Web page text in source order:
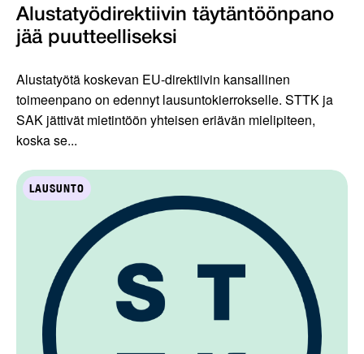
Alustatyödirektiivin täytäntöönpano
jää puutteelliseksi
Alustatyötä koskevan EU-direktiivin kansallinen
toimeenpano on edennyt lausuntokierrokselle. STTK ja
SAK jättivät mietintöön yhteisen eriävän mielipiteen,
koska se...
LAUSUNTO